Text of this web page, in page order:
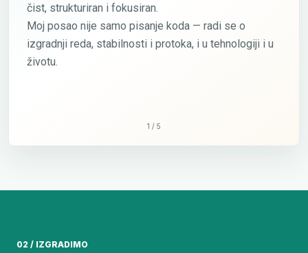
čist, strukturiran i fokusiran.
Moj posao nije samo pisanje koda — radi se o
izgradnji reda, stabilnosti i protoka, i u tehnologiji i u
životu.
1 / 5
02 / IZGRADIMO